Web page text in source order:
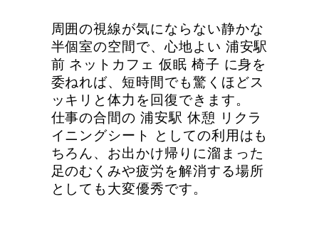
周囲の視線が気にならない静かな
半個室の空間で、心地よい 浦安駅
前 ネットカフェ 仮眠 椅子 に身を
委ねれば、短時間でも驚くほどス
ッキリと体力を回復できます。
仕事の合間の 浦安駅 休憩 リクラ
イニングシート としての利用はも
ちろん、お出かけ帰りに溜まった
足のむくみや疲労を解消する場所
としても大変優秀です。